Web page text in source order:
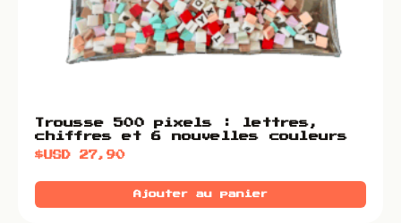
Trousse 500 pixels : lettres,
chiffres et 6 nouvelles couleurs
$USD27,90
Ajouter au panier